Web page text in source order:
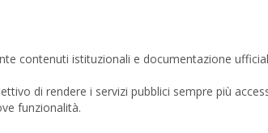
contenuti istituzionali e documentazione
di rendere i servizi pubblici sempre più
funzionalità.